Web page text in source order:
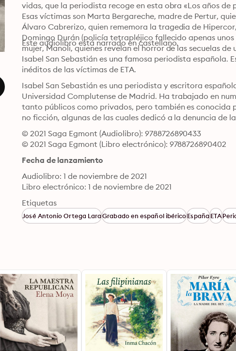
vidas, que la periodista recoge en esta obra «Los años
Esas víctimas son Marta Bergareche, madre de Pertur,
Álvaro Cabrerizo, quien rememora la tragedia de
Domingo Durán (policía tetrapléjico fallecido apenas
Este audiolibro está narrado en castellano.
Isabel San Sebastián es una famosa periodista española.
inéditos de las víctimas de ETA.
Isabel San Sebastián es una periodista y escritora
Universidad Complutense de Madrid. Ha trabajado en
tanto públicos como privados, pero también es conocida
no ficción, algunas de las cuales dedicó a la denuncia de
© 2021 Saga Egmont (Audiolibro): 9788726890433
© 2021 Saga Egmont (Libro electrónico): 9788726890402
Fecha de lanzamiento
Audiolibro: 1 de noviembre de 2021
Libro electrónico: 1 de noviembre de 2021
Etiquetas
José Antonio Ortega LaraGrabado en español ibéricoEspañaETA